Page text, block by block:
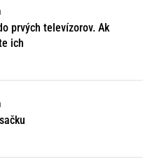
prvých televízorov. Ak
ich